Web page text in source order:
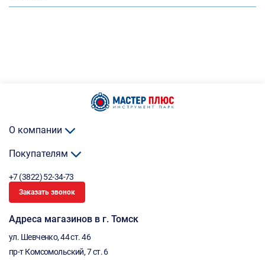
О компании
Покупателям
+7 (3822) 52-34-73
Заказать звонок
Адреса магазинов в г. Томск
ул. Шевченко, 44 ст. 46
пр-т Комсомольский, 7 ст. 6